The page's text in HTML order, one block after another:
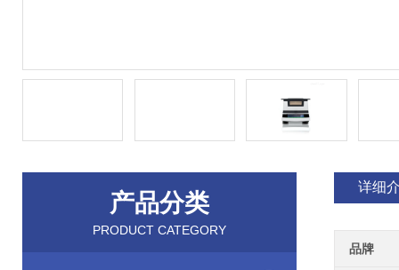
产品分类
PRODUCT CATEGORY
详细
品牌